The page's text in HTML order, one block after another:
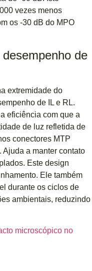
vezes menos
os -30 dB do MPO
de
extremidade do
de IL e RL.
eficiência com que a
de luz refletida de
conectores MTP
Ajuda a manter contato
Este design
Ele também
durante os ciclos de
ambientais, reduzindo
microscópico no